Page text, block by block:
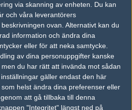
via skanning av enheten. Du kan
och våra leverantörers
ovan. Alternativt kan du
information och ändra dina
eller för att neka samtycke.
av dina personuppgifter kanske
du har rätt att invända mot sådan
gäller endast den här
helst ändra dina preferenser eller
att gå tillbaka till denna
"Integritet" längst ned på
möta =)
en irl klan :)